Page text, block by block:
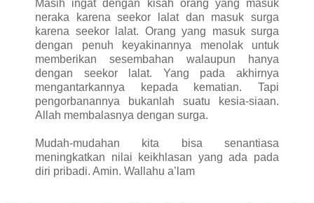
Masih ingat dengan kisah orang yang masuk
neraka karena seekor lalat dan masuk surga
karena seekor lalat. Orang yang masuk surga
dengan penuh keyakinannya menolak untuk
memberikan sesembahan walaupun hanya
dengan seekor lalat. Yang pada akhirnya
mengantarkannya kepada kematian. Tapi
pengorbanannya bukanlah suatu kesia-siaan.
Allah membalasnya dengan surga.
Mudah-mudahan kita bisa senantiasa
meningkatkan nilai keikhlasan yang ada pada
diri pribadi. Amin. Wallahu a’lam